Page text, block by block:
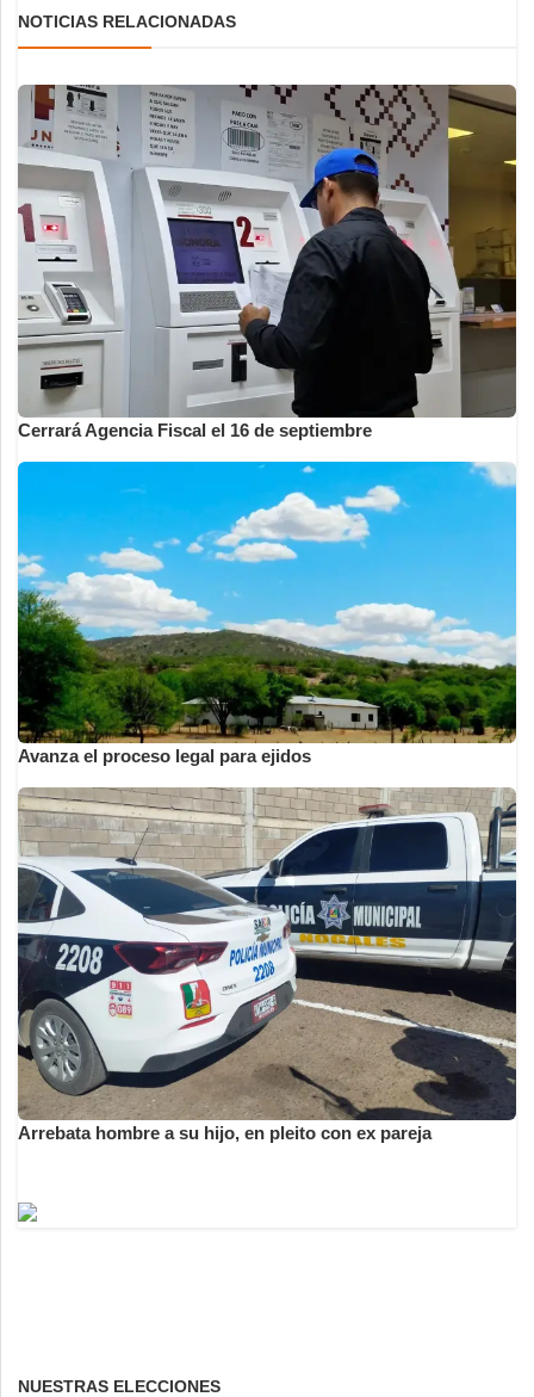
NOTICIAS RELACIONADAS
Cerrará Agencia Fiscal el 16 de septiembre
Avanza el proceso legal para ejidos
Arrebata hombre a su hijo, en pleito con ex pareja
NUESTRAS ELECCIONES